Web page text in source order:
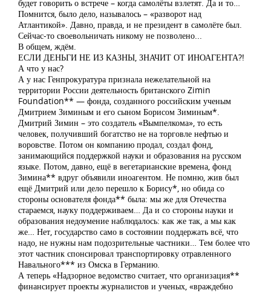
будет говорить о встрече – когда самолёты взлетят. Да и то…
Помнится, было дело, называлось – «разворот над
Атлантикой». Давно, правда, и не президент в самолёте был.
Сейчас-то своевольничать никому не позволено...
В общем, ждём.
ЕСЛИ ДЕНЬГИ НЕ ИЗ КАЗНЫ, ЗНАЧИТ ОТ ИНОАГЕНТА?!
А что у нас?
А у нас Генпрокуратура признала нежелательной на
территории России деятельность британского Zimin
Foundation** — фонда, созданного российским ученым
Дмитрием Зиминым и его сыном Борисом Зиминым*.
Дмитрий Зимин – это создатель «Вымпелкома», то есть
человек, получивший богатство не на торговле нефтью и
воровстве. Потом он компанию продал, создал фонд,
занимающийся поддержкой науки и образования на русском
языке. Потом, давно, ещё в вегетарианские времена, фонд
Зимина** вдруг объявили иноагентом. Не помню, жив был
ещё Дмитрий или дело перешло к Борису*, но обида со
стороны основателя фонда** была: мы же для Отечества
стараемся, науку поддерживаем… Да и со стороны науки и
образования недоумение наблюдалось: как же так, а мы как
же… Нет, государство само в состоянии поддержать всё, что
надо, не нужны нам подозрительные частники… Тем более что
этот частник спонсировал транспортировку отравленного
Навального*** из Омска в Германию.
А теперь «Надзорное ведомство считает, что организация**
финансирует проекты журналистов и ученых, «враждебно